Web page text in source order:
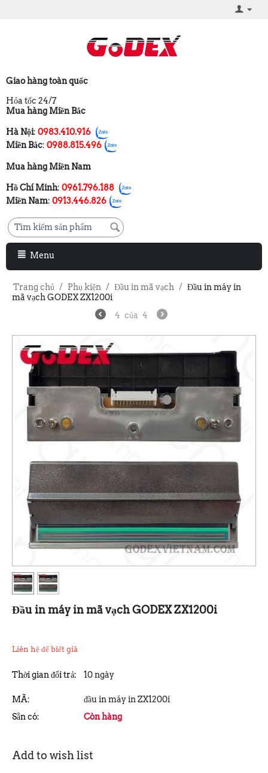
Giao hàng toàn quốc
Hỏa tốc 24/7
Mua hàng Miền Bắc
Hà Nội: 0983.410.916
Miền Bắc: 0988.815.496
Mua hàng Miền Nam
Hồ Chí Minh: 0961.796.188
Miền Nam: 0913.446.826
Menu
Trang chủ / Phụ kiện / Đầu in mã vạch / Đầu in máy in
mã vạch GODEX ZX1200i
4 của 4
Đầu in máy in mã vạch GODEX ZX1200i
Liên hệ để biết giá
Thời gian đổi trả: 10 ngày
MÃ:
đầu in máy in ZX1200i
Sẵn có:
Còn hàng
Add to wish list